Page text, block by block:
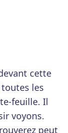
cette
les
feuille. Il
voyons.
peut